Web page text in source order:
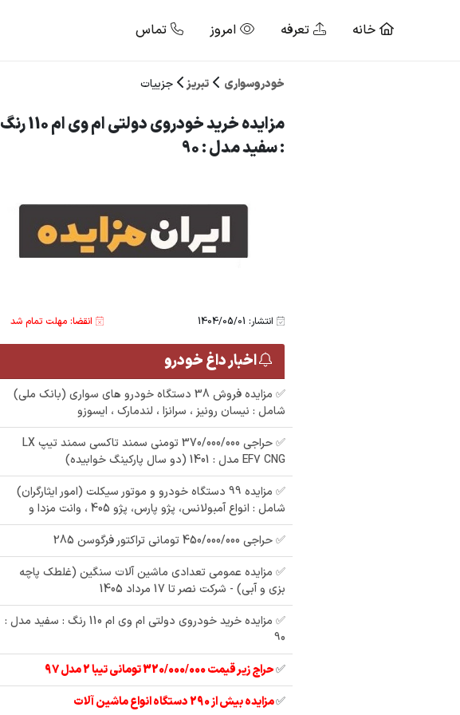
خانه تعرفه امروز تماس
خودروسواری تبریز جزییات
مزایده خرید خودروی دولتی ام وی ام 110 رنگ
: سفید مدل : 90
انتشار: 1404/05/01 انقضا: مهلت تمام شد
اخبار داغ خودرو
✅ مزایده فروش 38 دستگاه خودرو های سواری (بانک ملی)
شامل : نیسان رونیز ، سرانزا ، لندمارک ، ایسوزو
✅ حراجی 370/000/000 تومنی سمند تاکسی سمند تیپ LX
EF7 CNG مدل : 1401 (دو سال پارکینگ خوابیده)
✅ مزایده 99 دستگاه خودرو و موتور سیکلت (امور ایثارگران)
شامل : انواع آمبولانس، پژو پارس، پژو 405 ، وانت مزدا و
✅ حراجی 450/000/000 تومانی تراکتور فرگوسن 285
✅ مزایده عمومی تعدادی ماشین آلات سنگین (غلطک پاچه
بزی و آبی) - شرکت نصر تا 17 مرداد 1405
✅ مزایده خرید خودروی دولتی ام وی ام 110 رنگ : سفید مدل :
90
✅حراج زیر قیمت 320/000/000 تومانی تیبا 2 مدل 97
✅مزایده بیش از 290 دستگاه انواع ماشین آلات
مزایده پراید رنگ :
سفید مدل : 92
مزایده یک دستگاه
پراید رنگ : سفید مدل :
79
مزایده دولتی پراید رنگ